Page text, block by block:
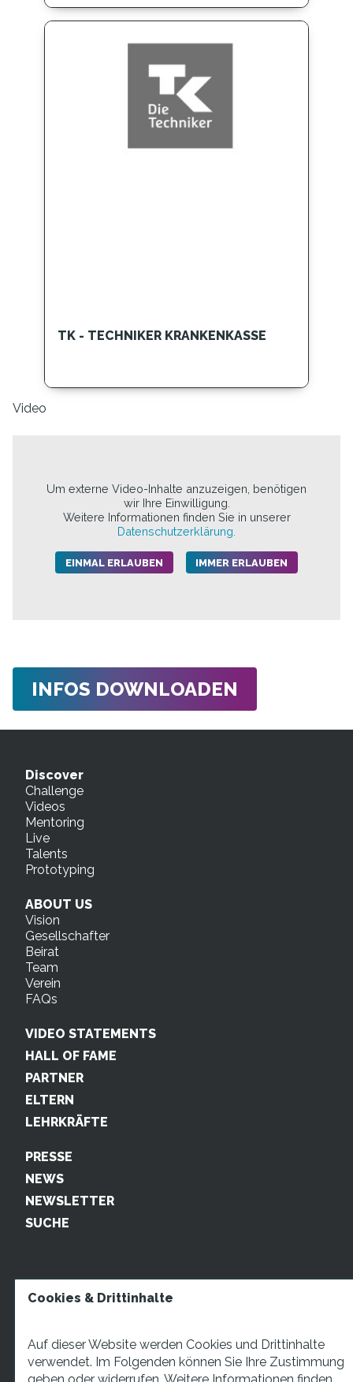
TK - TECHNIKER KRANKENKASSE
Video
Um externe Video-Inhalte anzuzeigen, benötigen
wir Ihre Einwilligung.
Weitere Informationen finden Sie in unserer
Datenschutzerklärung.
EINMAL ERLAUBEN IMMER ERLAUBEN
INFOS DOWNLOADEN
Discover
Challenge
Videos
Mentoring
Live
Talents
Prototyping
ABOUT US
Vision
Gesellschafter
Beirat
Team
Verein
FAQs
VIDEO STATEMENTS
HALL OF FAME
PARTNER
ELTERN
LEHRKRÄFTE
PRESSE
NEWS
NEWSLETTER
SUCHE
Cookies & Drittinhalte
Auf dieser Website werden Cookies und Drittinhalte
verwendet. Im Folgenden können Sie Ihre Zustimmung
geben oder widerrufen. Weitere Informationen finden